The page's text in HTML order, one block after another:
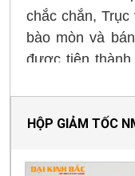
bào mòn và
được tiện
tùy theo tỷ số
Các kiểu hộp
khác nhau,